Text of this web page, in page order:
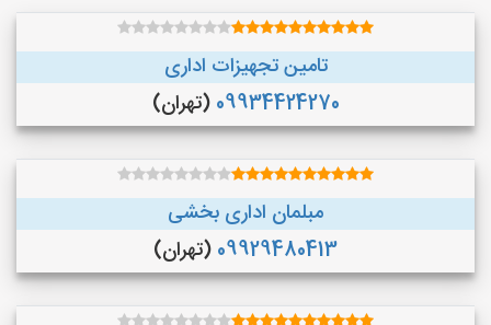
تامین تجهیزات اداری
09934424270 (تهران)
مبلمان اداری بخشی
09929480413 (تهران)